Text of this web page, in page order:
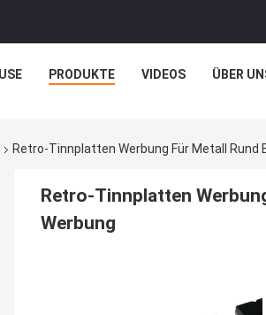
PRODUKTE VIDEOS ÜBER
Retro-Tinnplatten Werbung Für Metall Rund
Retro-Tinnplatten
Werbung